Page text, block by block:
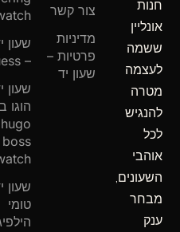
חנות
אונליין
ששמה
לעצמה
מטרה
להנגיש
לכל
אוהבי
השעונים,
מבחר
ענק
f
watch
שעון
– guess
שעון יד
הוגו
hugo
boss
watch
שעון יד
טומי
צור קשר
מדיניות
פרטיות –
שעון יד